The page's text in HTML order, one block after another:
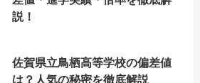
説！
佐賀県立鳥栖高等学校の偏差値
は？人気の秘密を徹底解説